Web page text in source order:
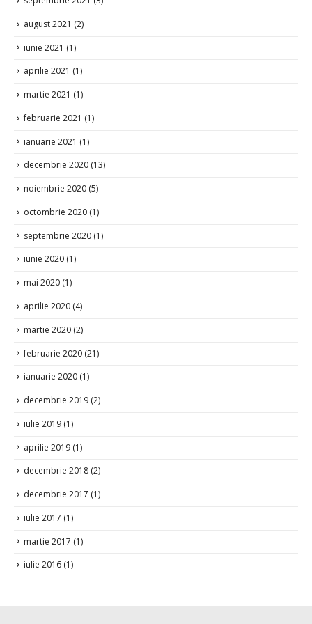
august 2021 (2)
iunie 2021 (1)
aprilie 2021 (1)
martie 2021 (1)
februarie 2021 (1)
ianuarie 2021 (1)
decembrie 2020 (13)
noiembrie 2020 (5)
octombrie 2020 (1)
septembrie 2020 (1)
iunie 2020 (1)
mai 2020 (1)
aprilie 2020 (4)
martie 2020 (2)
februarie 2020 (21)
ianuarie 2020 (1)
decembrie 2019 (2)
iulie 2019 (1)
aprilie 2019 (1)
decembrie 2018 (2)
decembrie 2017 (1)
iulie 2017 (1)
martie 2017 (1)
iulie 2016 (1)